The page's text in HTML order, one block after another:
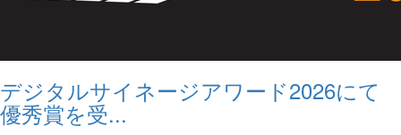
デジタルサイネージアワード2026にて
優秀賞を受...